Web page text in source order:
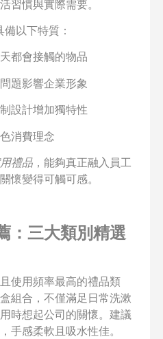
習慣與實際需要。
以下特質：
都會接觸的物品
題影響企業形象
設計增加獨特性
消費理念
禮品，能夠真正融入員工
懷變得可觸可感。
：三大類別精選
使用頻率最高的禮品類
組合，不僅滿足日常洗漱
時想起公司的關懷。建議
手感柔軟且吸水性佳。